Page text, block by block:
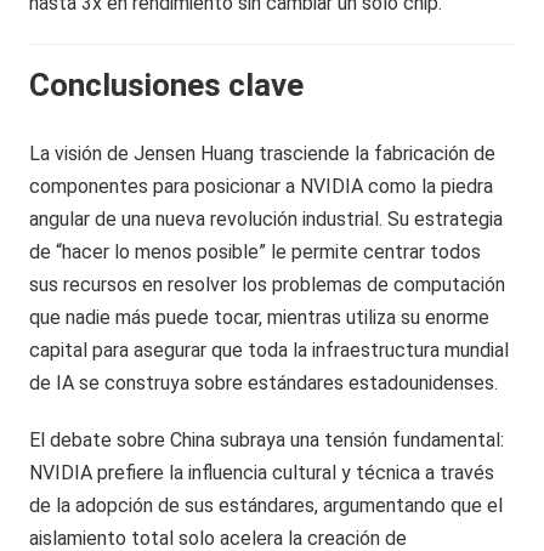
Conclusiones clave
La visión de Jensen Huang trasciende la fabricación de
componentes para posicionar a NVIDIA como la piedra
angular de una nueva revolución industrial. Su estrategia
de “hacer lo menos posible” le permite centrar todos
sus recursos en resolver los problemas de computación
que nadie más puede tocar, mientras utiliza su enorme
capital para asegurar que toda la infraestructura mundial
de IA se construya sobre estándares estadounidenses.
El debate sobre China subraya una tensión fundamental:
NVIDIA prefiere la influencia cultural y técnica a través
de la adopción de sus estándares, argumentando que el
aislamiento total solo acelera la creación de